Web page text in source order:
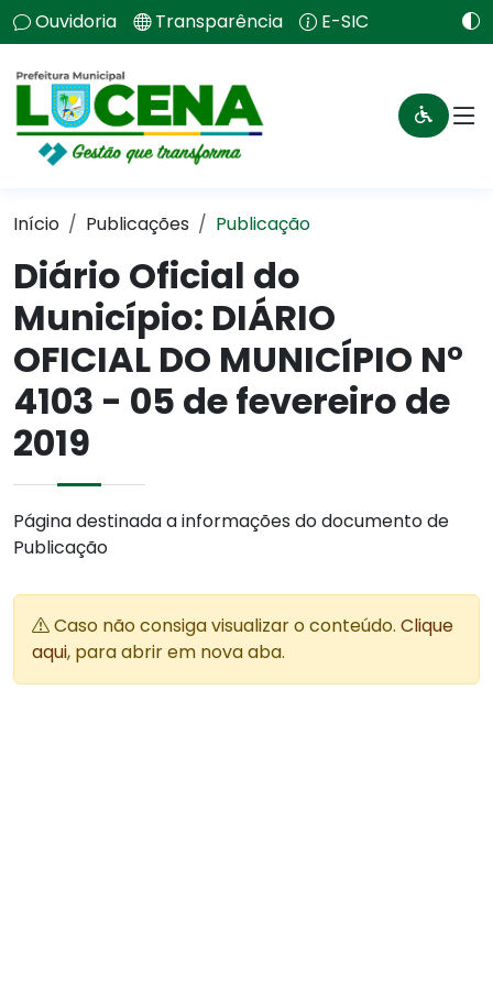
Ouvidoria Transparência E-SIC
Início Publicações Publicação
Diário Oficial do
Município: DIÁRIO
OFICIAL DO MUNICÍPIO N°
4103 - 05 de fevereiro de
2019
Página destinada a informações do documento de
Publicação
Caso não consiga visualizar o conteúdo. Clique
aqui, para abrir em nova aba.